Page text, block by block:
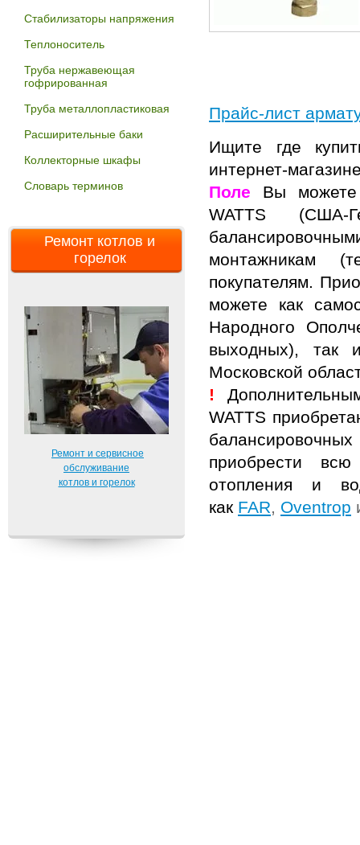
Стабилизаторы напряжения
Теплоноситель
Труба нержавеющая
гофрированная
Труба металлопластиковая
Расширительные баки
Коллекторные шкафы
Словарь терминов
Ремонт котлов и
горелок
Ремонт и сервисное
обслуживание
котлов и горелок
Прайс-лист
Ищите где
интернет-
Поле Вы можете
WATTS (США-
монтажникам
покупателям.
можете как
Народного
выходных), так
Московской
!
WATTS
приобрести
отопления и
как FAR, Oventrop